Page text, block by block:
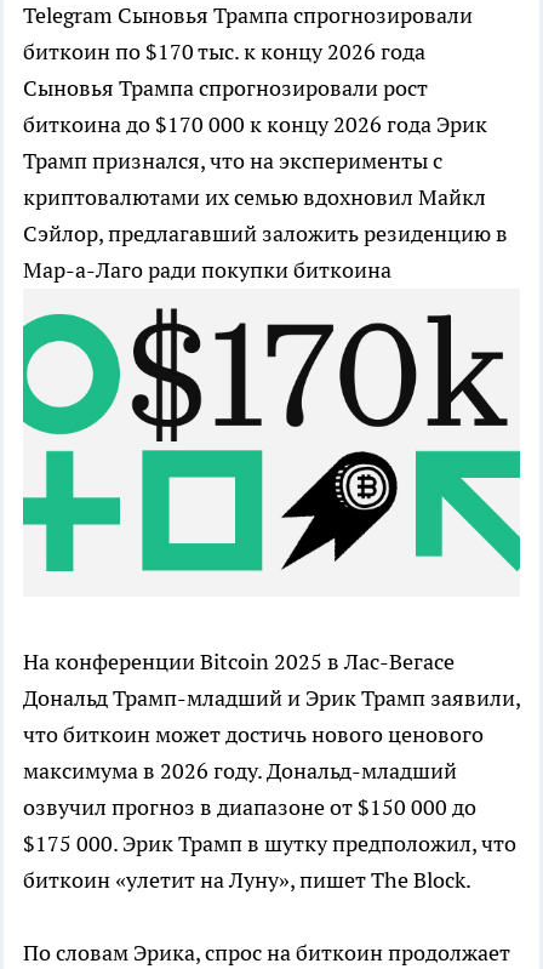
Telegram Cыновья Трампа спрогнозировали
биткоин по $170 тыс. к концу 2026 года
Cыновья Трампа спрогнозировали рост
биткоина до $170 000 к концу 2026 года Эрик
Трамп признался, что на эксперименты с
криптовалютами их семью вдохновил Майкл
Сэйлор, предлагавший заложить резиденцию в
Мар-а-Лаго ради покупки биткоина
На конференции Bitcoin 2025 в Лас-Вегасе
Дональд Трамп-младший и Эрик Трамп заявили,
что биткоин может достичь нового ценового
максимума в 2026 году. Дональд-младший
озвучил прогноз в диапазоне от $150 000 до
$175 000. Эрик Трамп в шутку предположил, что
биткоин «улетит на Луну», пишет The Block.
По словам Эрика, спрос на биткоин продолжает